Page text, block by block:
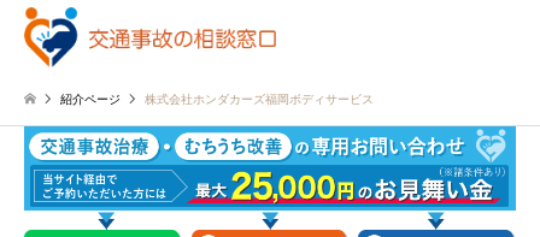
紹介ページ 株式会社ホンダカーズ福岡ボディサービス